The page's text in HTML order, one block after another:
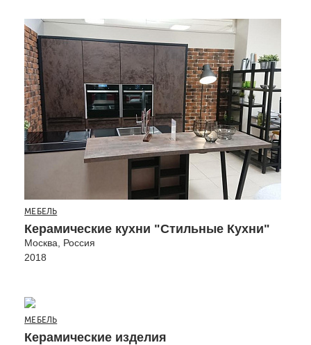
МЕБЕЛЬ
Керамические кухни "Стильные Кухни"
Москва, Россия
2018
МЕБЕЛЬ
Керамические изделия